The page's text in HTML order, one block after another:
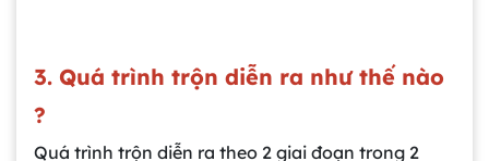
3. Quá trình trộn diễn ra như thế nào
?
Quá trình trộn diễn ra theo 2 giai đoạn trong 2